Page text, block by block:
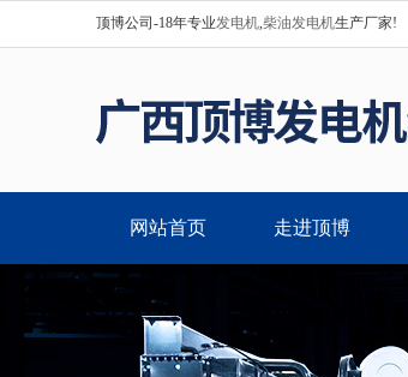
顶博公司-18年专业发电机,柴油发电机生产厂家!
网站首页 走进顶博